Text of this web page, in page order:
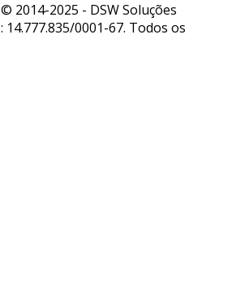
2014-2025 - DSW Soluções
14.777.835/0001-67. Todos os